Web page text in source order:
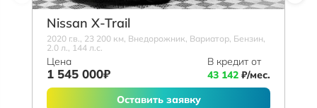
Nissan X-Trail
2020 г.в., 23 200 км, Внедорожник, Вариатор, Бензин,
2.0 л., 144 л.с.
Цена
1 545 000₽
В кредит от
43 142 ₽/мес.
Оставить заявку